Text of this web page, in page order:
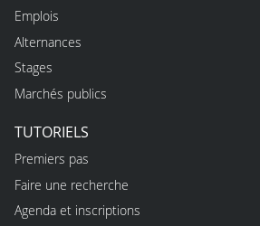
Emplois
Alternances
Stages
Marchés publics
TUTORIELS
Premiers pas
Faire une recherche
Agenda et inscriptions